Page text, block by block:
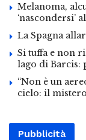
Melanoma,
‘nascondersi’
La Spagna
Si tuffa e non
lago di Barcis:
“Non è un
cielo: il
Pubblicità